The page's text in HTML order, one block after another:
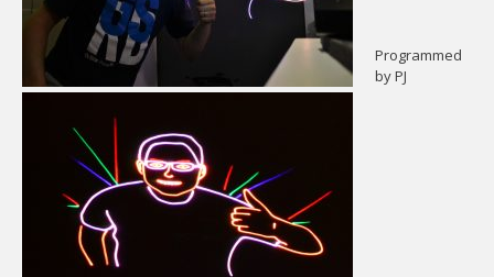
Programmed
by PJ